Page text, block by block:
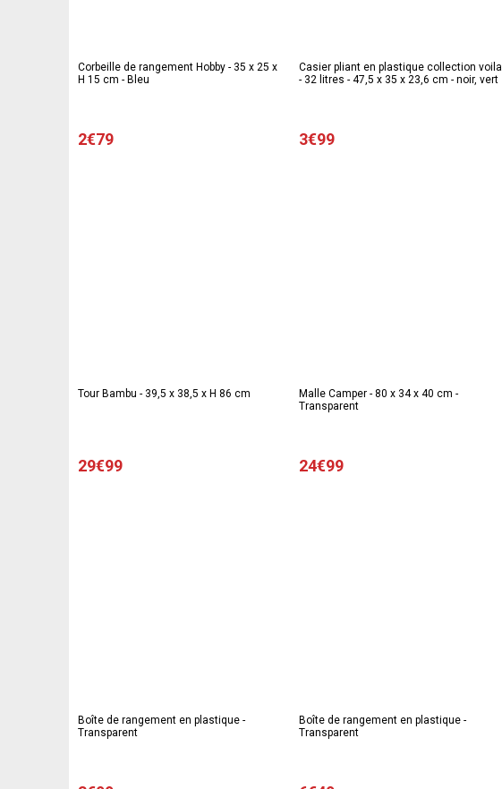
Corbeille de rangement Hobby - 35 x 25 x
H 15 cm - Bleu
2€79
Casier pliant en plastique collection voila
- 32 litres - 47,5 x 35 x 23,6 cm - noir, vert
3€99
Tour Bambu - 39,5 x 38,5 x H 86 cm
29€99
Malle Camper - 80 x 34 x 40 cm -
Transparent
24€99
Boîte de rangement en plastique -
Transparent
Boîte de rangement en plastique -
Transparent